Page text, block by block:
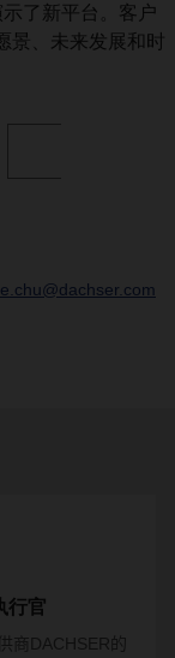
了新平台。客户
景、未来发展和时
行官
商 DACHSER的